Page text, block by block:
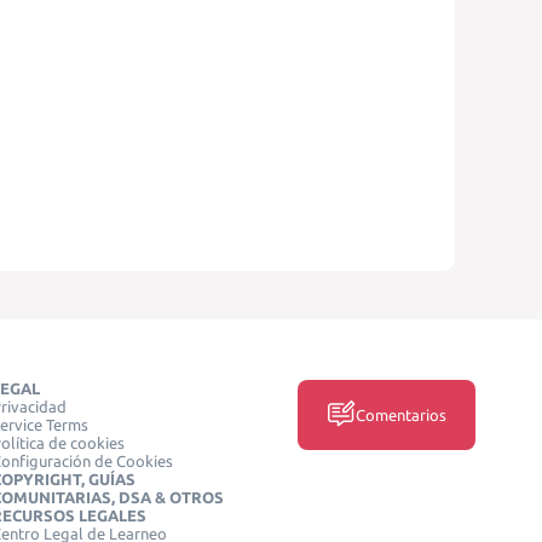
Terms
de cookies
de Cookies
GUÍAS
DSA & OTROS
LEGALES
Legal de Learneo
Comentarios